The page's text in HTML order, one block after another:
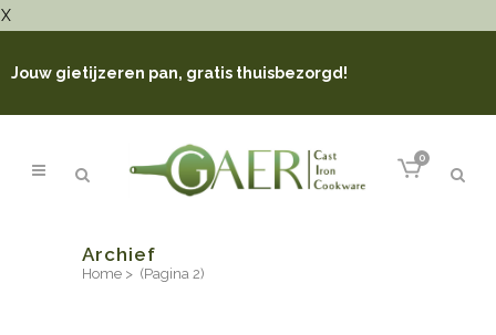
X
Jouw gietijzeren pan, gratis thuisbezorgd!
0
Archief
Home > (Pagina 2)